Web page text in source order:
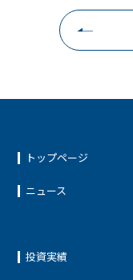
トップページ
ニュース
投資実績